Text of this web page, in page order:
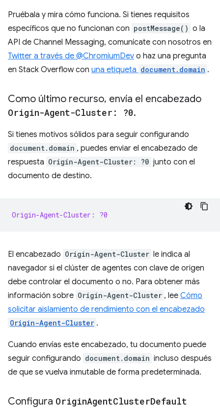
Pruébala y mira cómo funciona. Si tienes requisitos
específicos que no funcionan con postMessage() o la
API de Channel Messaging, comunícate con nosotros en
Twitter a través de @ChromiumDev o haz una pregunta
en Stack Overflow con una etiqueta document.domain .
Como último recurso, envía el encabezado
Origin-Agent-Cluster: ?0.
Si tienes motivos sólidos para seguir configurando
document.domain , puedes enviar el encabezado de
respuesta Origin-Agent-Cluster: ?0 junto con el
documento de destino.
Origin-Agent-Cluster: ?0
El encabezado Origin-Agent-Cluster le indica al
navegador si el clúster de agentes con clave de origen
debe controlar el documento o no. Para obtener más
información sobre Origin-Agent-Cluster , lee Cómo
solicitar aislamiento de rendimiento con el encabezado
Origin-Agent-Cluster .
Cuando envías este encabezado, tu documento puede
seguir configurando document.domain incluso después
de que se vuelva inmutable de forma predeterminada.
Configura OriginAgentClusterDefault